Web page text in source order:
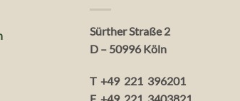
Sürther Straße 2
D – 50996 Köln
T +49 221 396201